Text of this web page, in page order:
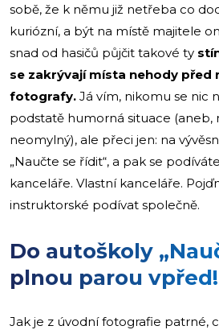
sobě, že k němu již netřeba co
kuriózní, a být na místě majitele
snad od hasičů půjčit takové ty
se zakrývají místa nehody před
fotografy. Já vím, nikomu se nic
podstatě humorná situace (aneb,
neomylný), ale přeci jen: na
„Naučte se řídit“, a pak se
kanceláře. Vlastní kanceláře.
instruktorské podívat společně.
Do autoškoly
plnou parou vpřed!
Jak je z úvodní fotografie patrné,